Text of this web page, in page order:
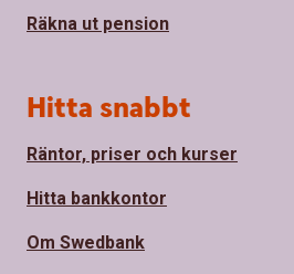
Räkna ut pension
Hitta snabbt
Räntor, priser och kurser
Hitta bankkontor
Om Swedbank